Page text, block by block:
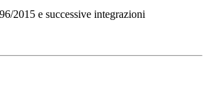
2015 e successive integrazioni